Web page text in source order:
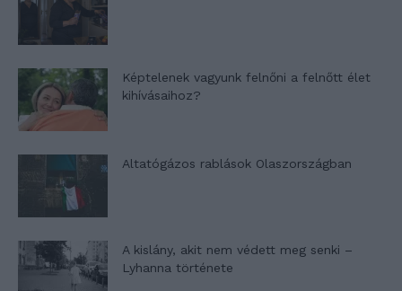
Képtelenek vagyunk felnőni a felnőtt élet
kihívásaihoz?
Altatógázos rablások Olaszországban
A kislány, akit nem védett meg senki –
Lyhanna története